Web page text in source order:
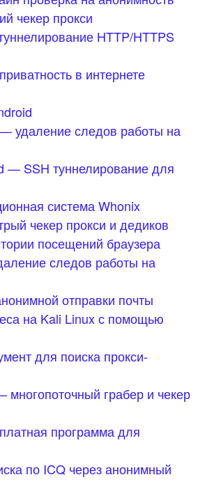
чекер прокси
HTTP/HTTPS
в интернете
удаление следов работы на
— SSH туннелирование для
система Whonix
чекер прокси и дедиков
посещений браузера
следов работы на
отправки почты
на Kali Linux с помощью
для поиска прокси-
многопоточный грабер и чекер
программа для
по ICQ через анонимный